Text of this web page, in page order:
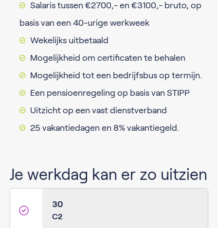
Salaris tussen €2700,- en €3100,- bruto, op
basis van een 40-urige werkweek
Wekelijks uitbetaald
Mogelijkheid om certificaten te behalen
Mogelijkheid tot een bedrijfsbus op termijn.
Een pensioenregeling op basis van STIPP
Uitzicht op een vast dienstverband
25 vakantiedagen en 8% vakantiegeld.
Je werkdag kan er zo uitzien
30
C2